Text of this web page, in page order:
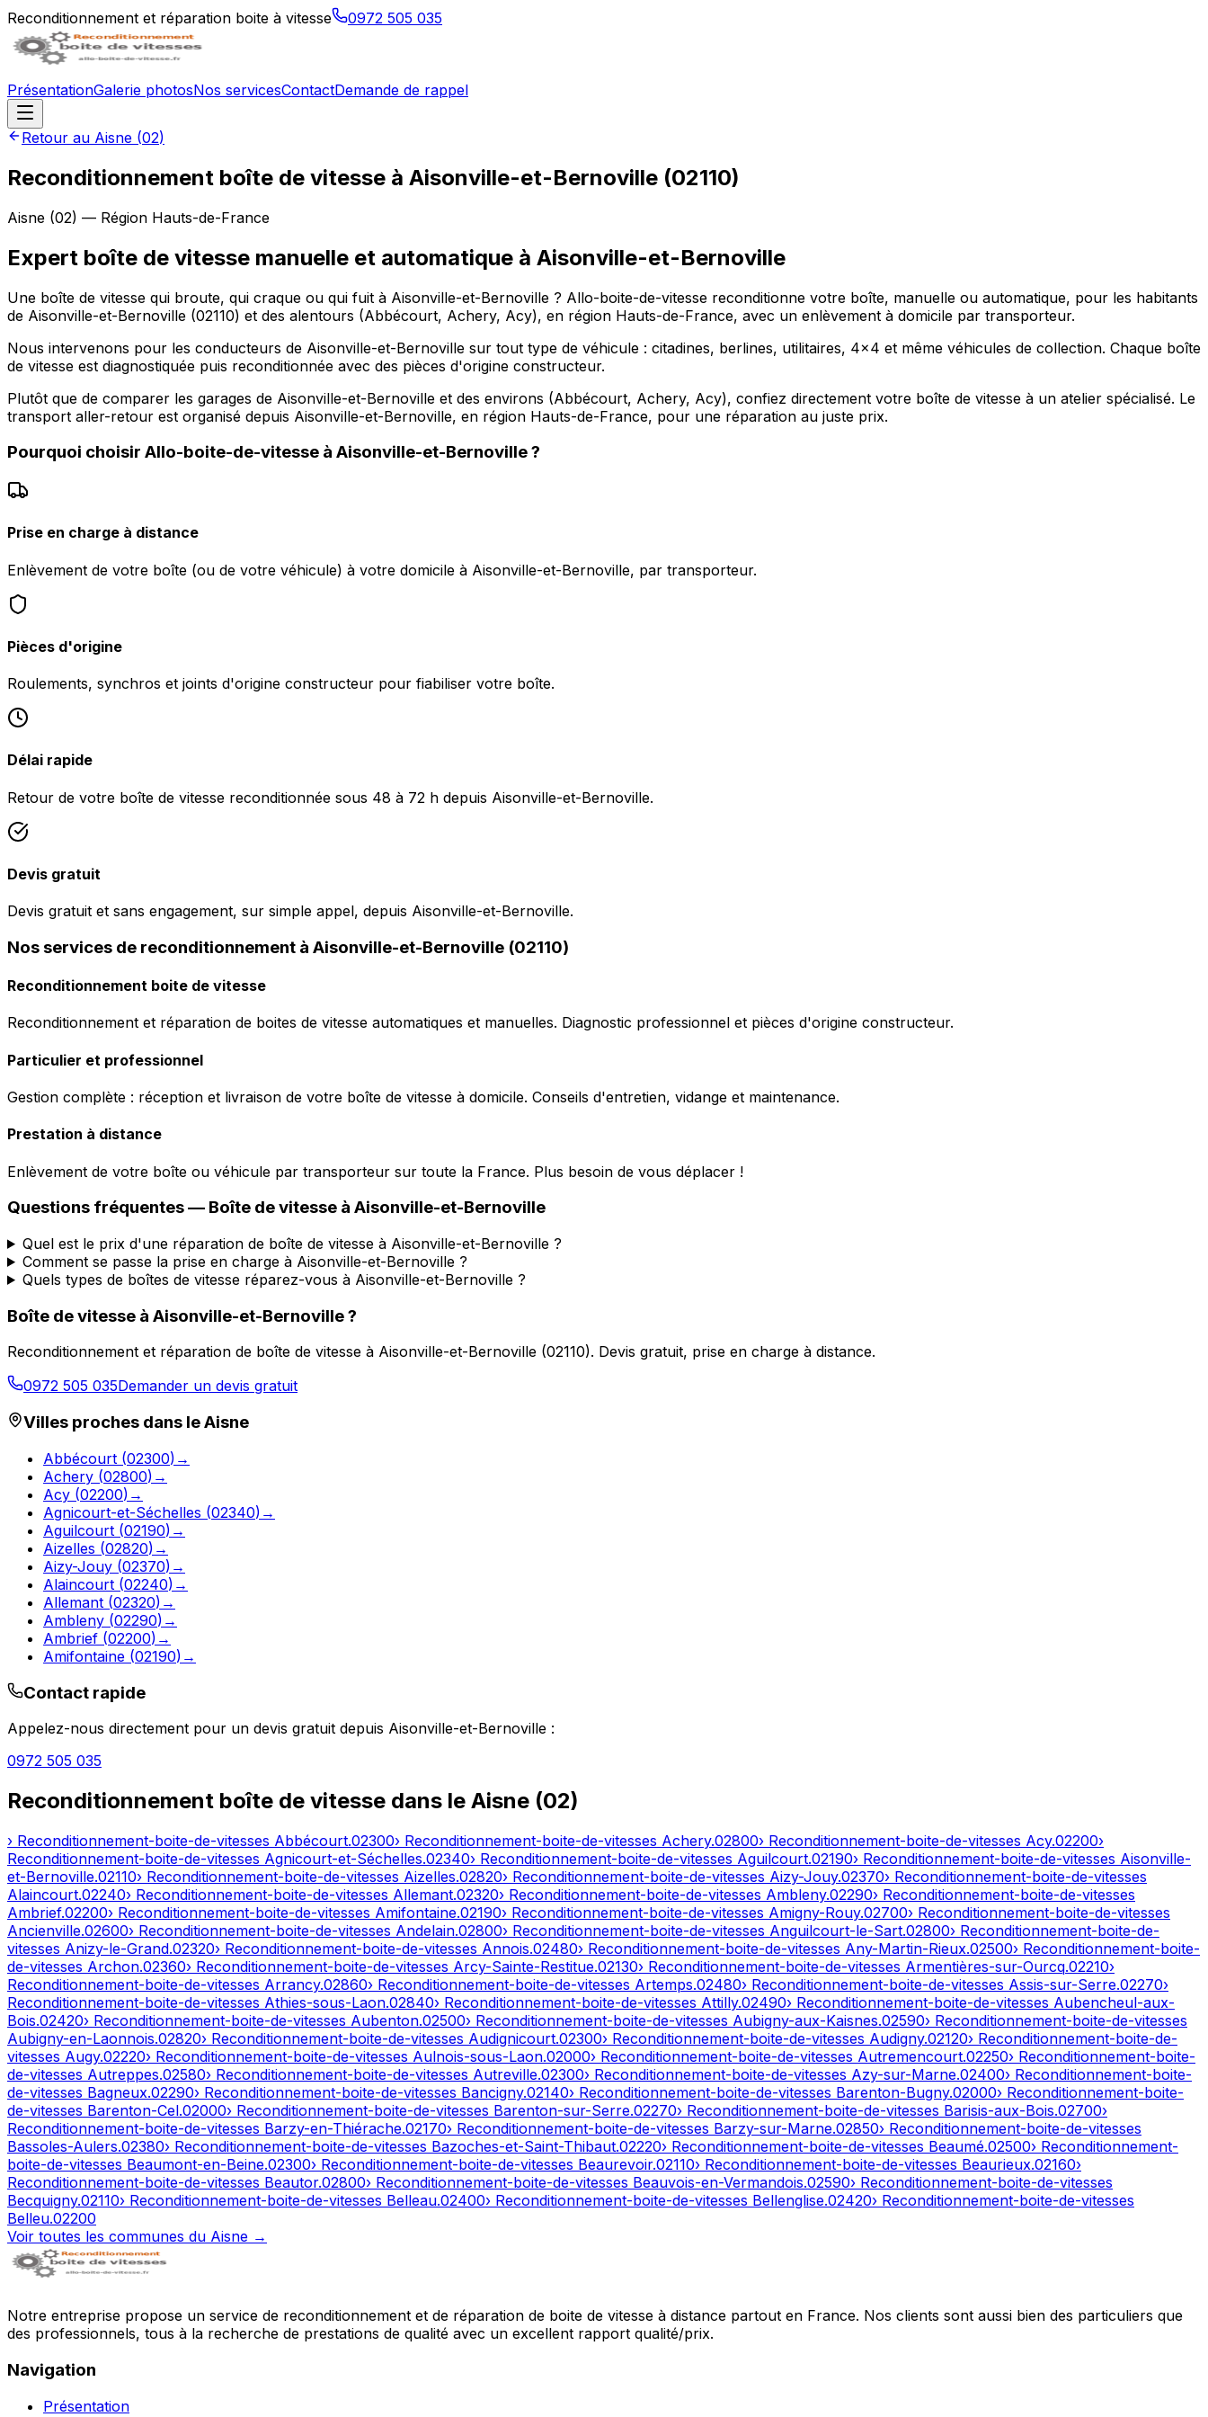
Reconditionnement et réparation boite à vitesse 0972 505 035
PrésentationGalerie photosNos servicesContactDemande de rappel
Retour au Aisne (02)
Reconditionnement boîte de vitesse à Aisonville-et-Bernoville (02110)
Aisne (02) — Région Hauts-de-France
Expert boîte de vitesse manuelle et automatique à Aisonville-et-Bernoville
Une boîte de vitesse qui broute, qui craque ou qui fuit à Aisonville-et-Bernoville ? Allo-boite-de-vitesse reconditionne votre boîte, manuelle ou automatique, pour les habitants
de Aisonville-et-Bernoville (02110) et des alentours (Abbécourt, Achery, Acy), en région Hauts-de-France, avec un enlèvement à domicile par transporteur.
Nous intervenons pour les conducteurs de Aisonville-et-Bernoville sur tout type de véhicule : citadines, berlines, utilitaires, 4x4 et même véhicules de collection. Chaque boîte
de vitesse est diagnostiquée puis reconditionnée avec des pièces d'origine constructeur.
Plutôt que de comparer les garages de Aisonville-et-Bernoville et des environs (Abbécourt, Achery, Acy), confiez directement votre boîte de vitesse à un atelier spécialisé. Le
transport aller-retour est organisé depuis Aisonville-et-Bernoville, en région Hauts-de-France, pour une réparation au juste prix.
Pourquoi choisir Allo-boite-de-vitesse à Aisonville-et-Bernoville?
Prise en charge à distance
Enlèvement de votre boîte (ou de votre véhicule) à votre domicile à Aisonville-et-Bernoville, par transporteur.
Pièces d'origine
Roulements, synchros et joints d'origine constructeur pour fiabiliser votre boîte.
Délai rapide
Retour de votre boîte de vitesse reconditionnée sous 48 à 72 h depuis Aisonville-et-Bernoville.
Devis gratuit
Devis gratuit et sans engagement, sur simple appel, depuis Aisonville-et-Bernoville.
Nos services de reconditionnement à Aisonville-et-Bernoville (02110)
Reconditionnement boite de vitesse
Reconditionnement et réparation de boites de vitesse automatiques et manuelles. Diagnostic professionnel et pièces d'origine constructeur.
Particulier et professionnel
Gestion complète : réception et livraison de votre boîte de vitesse à domicile. Conseils d'entretien, vidange et maintenance.
Prestation à distance
Enlèvement de votre boîte ou véhicule par transporteur sur toute la France. Plus besoin de vous déplacer !
Questions fréquentes — Boîte de vitesse à Aisonville-et-Bernoville
Quel est le prix d'une réparation de boîte de vitesse à Aisonville-et-Bernoville ?
Comment se passe la prise en charge à Aisonville-et-Bernoville ?
Quels types de boîtes de vitesse réparez-vous à Aisonville-et-Bernoville ?
Boîte de vitesse à Aisonville-et-Bernoville?
Reconditionnement et réparation de boîte de vitesse à Aisonville-et-Bernoville (02110). Devis gratuit, prise en charge à distance.
0972 505 035Demander un devis gratuit
Villes proches dans leAisne
Abbécourt (02300) →
Achery (02800) →
Acy (02200) →
Agnicourt-et-Séchelles (02340) →
Aguilcourt (02190) →
Aizelles (02820) →
Aizy-Jouy (02370) →
Alaincourt (02240) →
Allemant (02320) →
Ambleny (02290) →
Ambrief (02200) →
Amifontaine (02190) →
Contact rapide
Appelez-nous directement pour un devis gratuit depuis Aisonville-et-Bernoville :
0972 505 035
Reconditionnement boîte de vitesse dans le Aisne (02)
› Reconditionnement-boite-de-vitesses Abbécourt.02300› Reconditionnement-boite-de-vitesses Achery.02800› Reconditionnement-boite-de-vitesses Acy.02200›
Reconditionnement-boite-de-vitesses Agnicourt-et-Séchelles.02340› Reconditionnement-boite-de-vitesses Aguilcourt.02190› Reconditionnement-boite-de-vitesses Aisonville-
et-Bernoville.02110› Reconditionnement-boite-de-vitesses Aizelles.02820› Reconditionnement-boite-de-vitesses Aizy-Jouy.02370› Reconditionnement-boite-de-vitesses
Alaincourt.02240› Reconditionnement-boite-de-vitesses Allemant.02320› Reconditionnement-boite-de-vitesses Ambleny.02290› Reconditionnement-boite-de-vitesses
Ambrief.02200› Reconditionnement-boite-de-vitesses Amifontaine.02190› Reconditionnement-boite-de-vitesses Amigny-Rouy.02700› Reconditionnement-boite-de-vitesses
Ancienville.02600› Reconditionnement-boite-de-vitesses Andelain.02800› Reconditionnement-boite-de-vitesses Anguilcourt-le-Sart.02800› Reconditionnement-boite-de-
vitesses Anizy-le-Grand.02320› Reconditionnement-boite-de-vitesses Annois.02480› Reconditionnement-boite-de-vitesses Any-Martin-Rieux.02500› Reconditionnement-boite-
de-vitesses Archon.02360› Reconditionnement-boite-de-vitesses Arcy-Sainte-Restitue.02130› Reconditionnement-boite-de-vitesses Armentières-sur-Ourcq.02210›
Reconditionnement-boite-de-vitesses Arrancy.02860› Reconditionnement-boite-de-vitesses Artemps.02480› Reconditionnement-boite-de-vitesses Assis-sur-Serre.02270›
Reconditionnement-boite-de-vitesses Athies-sous-Laon.02840› Reconditionnement-boite-de-vitesses Attilly.02490› Reconditionnement-boite-de-vitesses Aubencheul-aux-
Bois.02420› Reconditionnement-boite-de-vitesses Aubenton.02500› Reconditionnement-boite-de-vitesses Aubigny-aux-Kaisnes.02590› Reconditionnement-boite-de-vitesses
Aubigny-en-Laonnois.02820› Reconditionnement-boite-de-vitesses Audignicourt.02300› Reconditionnement-boite-de-vitesses Audigny.02120› Reconditionnement-boite-de-
vitesses Augy.02220› Reconditionnement-boite-de-vitesses Aulnois-sous-Laon.02000› Reconditionnement-boite-de-vitesses Autremencourt.02250› Reconditionnement-boite-
de-vitesses Autreppes.02580› Reconditionnement-boite-de-vitesses Autreville.02300› Reconditionnement-boite-de-vitesses Azy-sur-Marne.02400› Reconditionnement-boite-
de-vitesses Bagneux.02290› Reconditionnement-boite-de-vitesses Bancigny.02140› Reconditionnement-boite-de-vitesses Barenton-Bugny.02000› Reconditionnement-boite-
de-vitesses Barenton-Cel.02000› Reconditionnement-boite-de-vitesses Barenton-sur-Serre.02270› Reconditionnement-boite-de-vitesses Barisis-aux-Bois.02700›
Reconditionnement-boite-de-vitesses Barzy-en-Thiérache.02170› Reconditionnement-boite-de-vitesses Barzy-sur-Marne.02850› Reconditionnement-boite-de-vitesses
Bassoles-Aulers.02380› Reconditionnement-boite-de-vitesses Bazoches-et-Saint-Thibaut.02220› Reconditionnement-boite-de-vitesses Beaumé.02500› Reconditionnement-
boite-de-vitesses Beaumont-en-Beine.02300› Reconditionnement-boite-de-vitesses Beaurevoir.02110› Reconditionnement-boite-de-vitesses Beaurieux.02160›
Reconditionnement-boite-de-vitesses Beautor.02800› Reconditionnement-boite-de-vitesses Beauvois-en-Vermandois.02590› Reconditionnement-boite-de-vitesses
Becquigny.02110› Reconditionnement-boite-de-vitesses Belleau.02400› Reconditionnement-boite-de-vitesses Bellenglise.02420› Reconditionnement-boite-de-vitesses
Belleu.02200
Voir toutes les communes du Aisne →
Notre entreprise propose un service de reconditionnement et de réparation de boite de vitesse à distance partout en France. Nos clients sont aussi bien des particuliers que
des professionnels, tous à la recherche de prestations de qualité avec un excellent rapport qualité/prix.
Navigation
Présentation